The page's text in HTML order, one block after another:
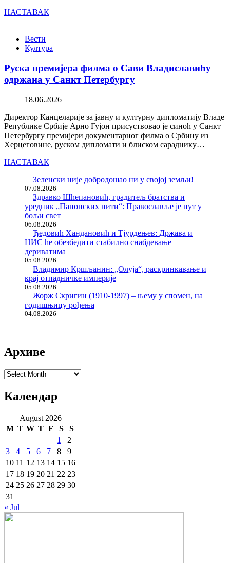
НАСТАВАК
Вести
Култура
Руска премијера филма о Сави Владиславићу
одржана у Санкт Петербургу
18.06.2026
Директор Канцеларије за јавну и културну дипломатију Владе
Републике Србије Арно Гујон присуствовао је синоћ у Санкт
Петербургу премијери документарног филма о Србину из
Херцеговине, руском дипломати и блиском сараднику…
НАСТАВАК
Зеленски није добродошао ни у својој земљи!
07.08.2026
Здравко Шћепановић, градитељ братства и
уредник „Панонских нити“: Православље је пут у
бољи свет
06.08.2026
Ђедовић Хандановић и Тјурдењев: Држава и
НИС ће обезбедити стабилно снабдевање
дериватима
05.08.2026
Владимир Кршљанин: „Олуја“, раскринкавање и
крај отпадничке империје
05.08.2026
Жорж Скригин (1910-1997) – њему у спомен, на
годишњицу рођења
04.08.2026
Архиве
Архиве
Календар
August 2026
M T W T F S
S
1
2
3
4 5 6 7 8
9
10 11 12 13 14 15 16
17 18 19 20 21 22 23
24 25 26 27 28 29 30
31
« Jul